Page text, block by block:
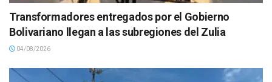
Transformadores entregados por el Gobierno
Bolivariano llegan a las subregiones del Zulia
04/08/2026